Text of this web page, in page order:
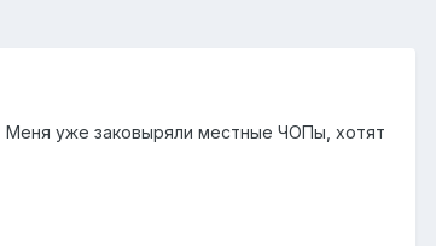
Меня уже заковыряли местные ЧОПы, хотят